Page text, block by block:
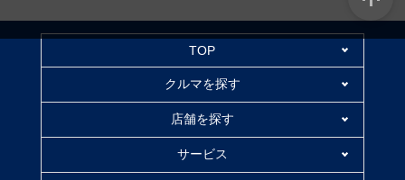
TOP
クルマを探す
店舗を探す
サービス